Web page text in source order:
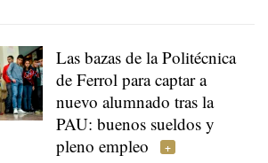
Las bazas de la Politécnica
de Ferrol para captar a
nuevo alumnado tras la
PAU: buenos sueldos y
pleno empleo